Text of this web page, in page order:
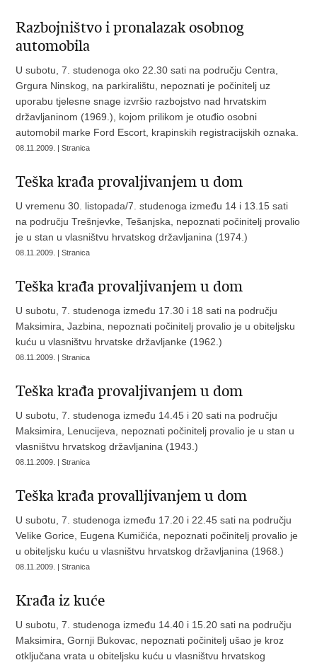
Razbojništvo i pronalazak osobnog
automobila
U subotu, 7. studenoga oko 22.30 sati na području Centra,
Grgura Ninskog, na parkiralištu, nepoznati je počinitelj uz
uporabu tjelesne snage izvršio razbojstvo nad hrvatskim
državljaninom (1969.), kojom prilikom je otuđio osobni
automobil marke Ford Escort, krapinskih registracijskih oznaka.
08.11.2009. | Stranica
Teška krađa provaljivanjem u dom
U vremenu 30. listopada/7. studenoga između 14 i 13.15 sati
na području Trešnjevke, Tešanjska, nepoznati počinitelj provalio
je u stan u vlasništvu hrvatskog državljanina (1974.)
08.11.2009. | Stranica
Teška krađa provaljivanjem u dom
U subotu, 7. studenoga između 17.30 i 18 sati na području
Maksimira, Jazbina, nepoznati počinitelj provalio je u obiteljsku
kuću u vlasništvu hrvatske državljanke (1962.)
08.11.2009. | Stranica
Teška krađa provaljivanjem u dom
U subotu, 7. studenoga između 14.45 i 20 sati na području
Maksimira, Lenucijeva, nepoznati počinitelj provalio je u stan u
vlasništvu hrvatskog državljanina (1943.)
08.11.2009. | Stranica
Teška krađa provalljivanjem u dom
U subotu, 7. studenoga između 17.20 i 22.45 sati na području
Velike Gorice, Eugena Kumičića, nepoznati počinitelj provalio je
u obiteljsku kuću u vlasništvu hrvatskog državljanina (1968.)
08.11.2009. | Stranica
Krađa iz kuće
U subotu, 7. studenoga između 14.40 i 15.20 sati na području
Maksimira, Gornji Bukovac, nepoznati počinitelj ušao je kroz
otključana vrata u obiteljsku kuću u vlasništvu hrvatskog